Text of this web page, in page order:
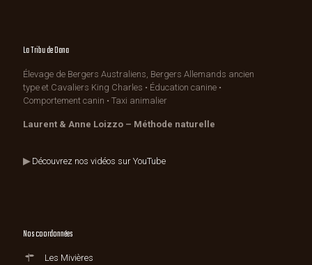
La Tribu de Dana
Élevage de Bergers Australiens, Bergers Allemands ancien
type et Cavaliers King Charles • Éducation canine •
Comportement canin • Taxi animalier
Laurent & Anne Loizzo – Méthode naturelle
▶ Découvrez nos vidéos sur YouTube
Nos coordonnées
Les Mivières